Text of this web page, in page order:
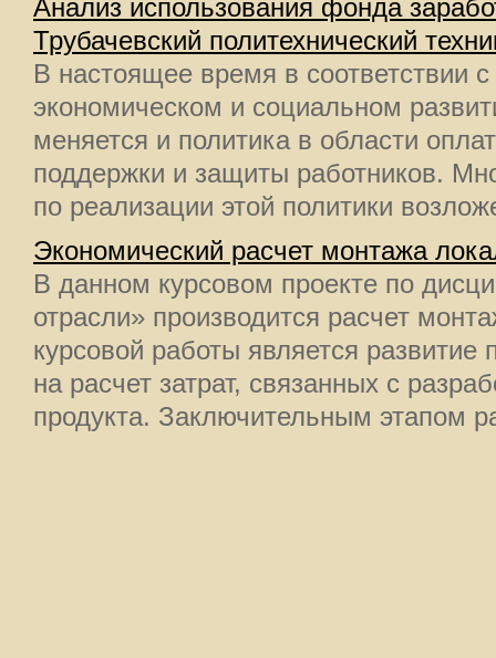
Анализ использования фонда
Трубачевский политехнический
В настоящее время в соответствии
экономическом и социальном
меняется и политика в области
поддержки и защиты работников.
по реализации этой политики
Экономический расчет монтажа
В данном курсовом проекте по
отрасли» производится расчет
курсовой работы является развитие
на расчет затрат, связанных с
продукта. Заключительным этапом